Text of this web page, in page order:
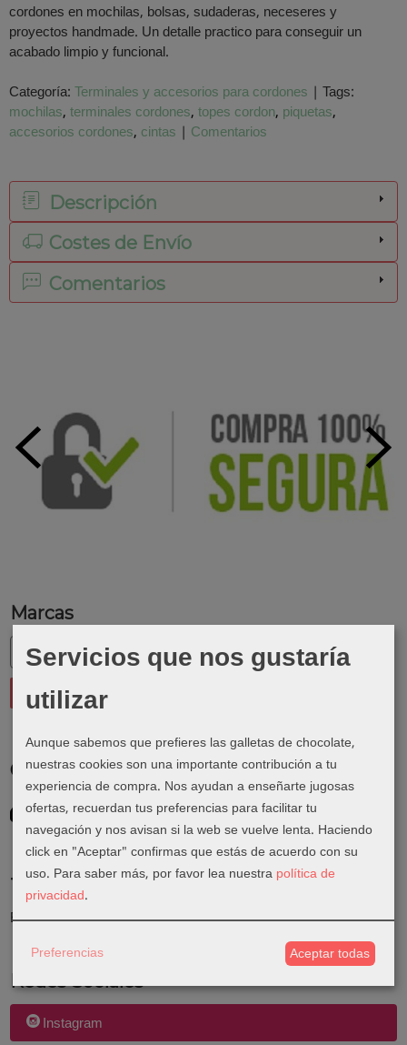
Marcas
Costes de Envío
GRATIS *
Consultar Destinos
Tu Carrito (0)
El carrito de la compra está vacío
Redes Sociales
Instagram
cordones en mochilas, bolsas, sudaderas, neceseres y
proyectos handmade. Un detalle practico para conseguir un
acabado limpio y funcional.
Categoría:Terminales y accesorios para cordones | Tags:
mochilas terminales cordones topes cordon piquetas
accesorios cordones cintas | Comentarios
Descripción
Costes de Envío
Comentarios
Servicios que nos gustaría
utilizar
Aunque sabemos que prefieres las galletas de chocolate,
nuestras cookies son una importante contribución a tu
experiencia de compra. Nos ayudan a enseñarte jugosas
ofertas, recuerdan tus preferencias para facilitar tu
navegación y nos avisan si la web se vuelve lenta. Haciendo
click en "Aceptar" confirmas que estás de acuerdo con su
uso. Para saber más, por favor lea nuestra política de
privacidad.
Preferencias Aceptar todas